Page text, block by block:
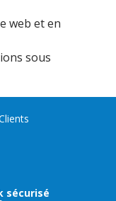
web et en
sous
sécurisé